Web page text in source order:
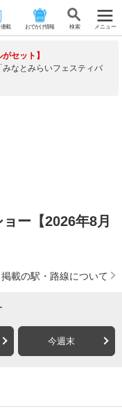
連載 おでかけ情報 検 索 メニュー
セット】
なとみらいフェスティバ
ー【2026年8月
載の駅・路線について
今週末